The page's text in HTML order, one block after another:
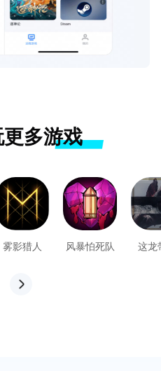
多游戏
雾影猎人 风暴怕死队 这龙